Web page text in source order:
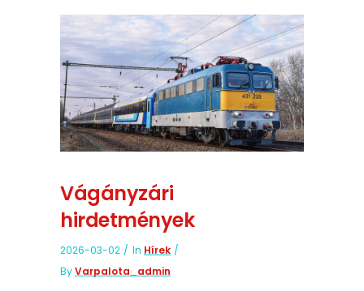
Vágányzári
hirdetmények
2026-03-02 In Hírek
ByVarpalota_admin